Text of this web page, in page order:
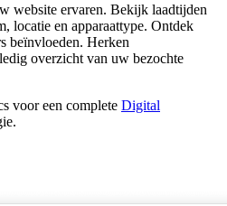
website ervaren. Bekijk laadtijden
locatie en apparaattype. Ontdek
beïnvloeden. Herken
overzicht van uw bezochte
voor een complete Digital